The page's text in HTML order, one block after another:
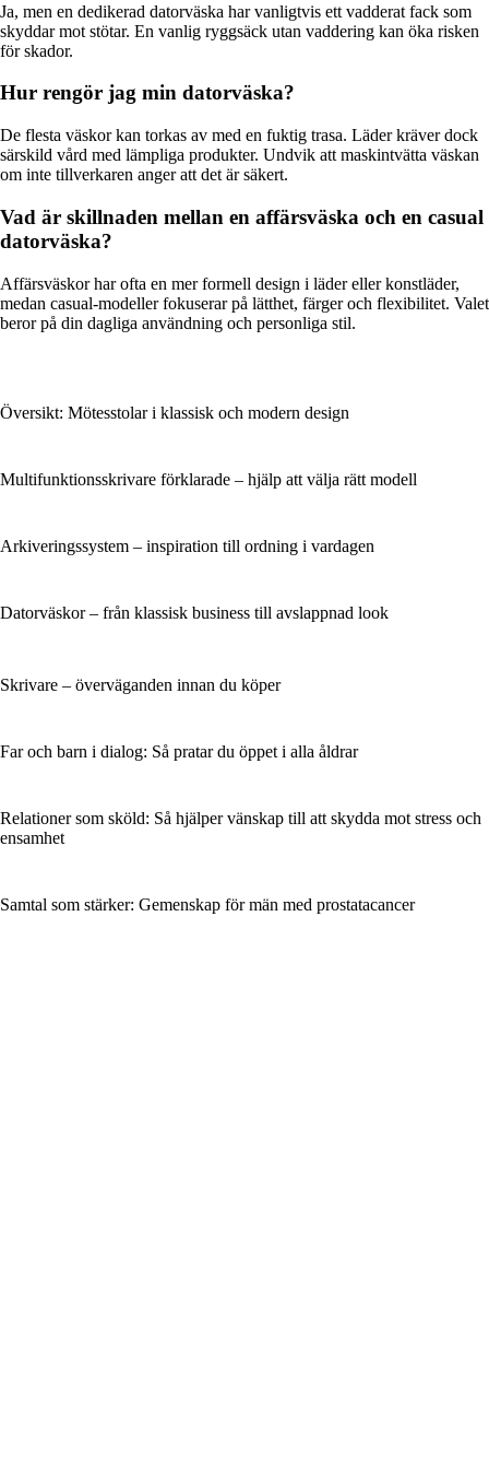
Ja, men en dedikerad datorväska har vanligtvis ett vadderat fack som
skyddar mot stötar. En vanlig ryggsäck utan vaddering kan öka risken
för skador.
Hur rengör jag min datorväska?
De flesta väskor kan torkas av med en fuktig trasa. Läder kräver dock
särskild vård med lämpliga produkter. Undvik att maskintvätta väskan
om inte tillverkaren anger att det är säkert.
Vad är skillnaden mellan en affärsväska och en casual
datorväska?
Affärsväskor har ofta en mer formell design i läder eller konstläder,
medan casual-modeller fokuserar på lätthet, färger och flexibilitet. Valet
beror på din dagliga användning och personliga stil.
Översikt: Mötesstolar i klassisk och modern design
Multifunktionsskrivare förklarade – hjälp att välja rätt modell
Arkiveringssystem – inspiration till ordning i vardagen
Datorväskor – från klassisk business till avslappnad look
Skrivare – överväganden innan du köper
Far och barn i dialog: Så pratar du öppet i alla åldrar
Relationer som sköld: Så hjälper vänskap till att skydda mot stress och
ensamhet
Samtal som stärker: Gemenskap för män med prostatacancer